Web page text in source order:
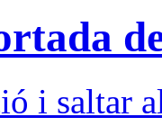
i saltar